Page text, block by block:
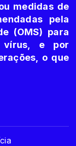
medidas de
pela
(OMS) para
vírus, e por
o que